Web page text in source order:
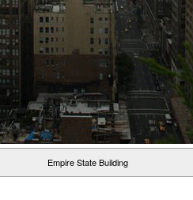
Empire State Building